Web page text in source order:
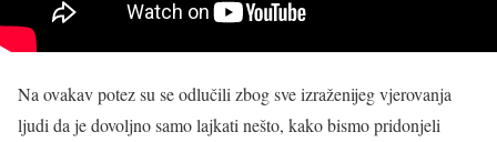
Na ovakav potez su se odlučili zbog sve izraženijeg vjerovanja
ljudi da je dovoljno samo lajkati nešto, kako bismo pridonjeli